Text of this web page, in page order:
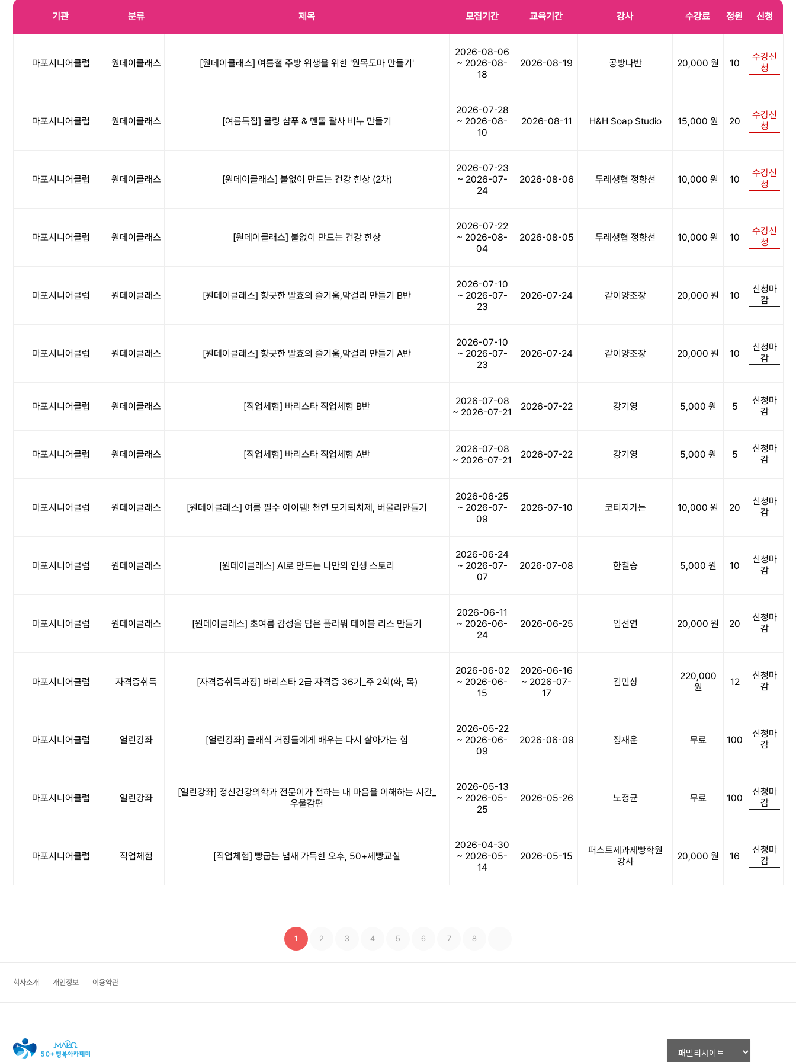
기관 분류 제목 모집기간 교육기간 강사 수강료 정원 신청
마포시니어클럽 원데이클래스 [원데이클래스] 여름철 주방 위생을 위한 '원목도마 만들기'
2026-08-06
~ 2026-08-
18
2026-08-19 공방나반 20,000 원 10
수강신
청
마포시니어클럽 원데이클래스 [여름특집] 쿨링 샴푸 & 멘톨 괄사 비누 만들기
2026-07-28
~ 2026-08-
10
2026-08-11 H&H Soap Studio 15,000 원 20
수강신
청
마포시니어클럽 원데이클래스 [원데이클래스] 불없이 만드는 건강 한상 (2차)
2026-07-23
~ 2026-07-
24
2026-08-06 두레생협 정향선 10,000 원 10
수강신
청
마포시니어클럽 원데이클래스 [원데이클래스] 불없이 만드는 건강 한상
2026-07-22
~ 2026-08-
04
2026-08-05 두레생협 정향선 10,000 원 10
수강신
청
마포시니어클럽 원데이클래스 [원데이클래스] 향긋한 발효의 즐거움,막걸리 만들기 B반
2026-07-10
~ 2026-07-
23
2026-07-24 같이양조장 20,000 원 10
신청마
감
마포시니어클럽 원데이클래스 [원데이클래스] 향긋한 발효의 즐거움,막걸리 만들기 A반
2026-07-10
~ 2026-07-
23
2026-07-24 같이양조장 20,000 원 10
신청마
감
마포시니어클럽 원데이클래스 [직업체험] 바리스타 직업체험 B반
2026-07-08
~ 2026-07-21
2026-07-22 강기영 5,000 원 5
신청마
감
마포시니어클럽 원데이클래스 [직업체험] 바리스타 직업체험 A반
2026-07-08
~ 2026-07-21
2026-07-22 강기영 5,000 원 5
신청마
감
마포시니어클럽 원데이클래스 [원데이클래스] 여름 필수 아이템! 천연 모기퇴치제, 버물리만들기
2026-06-25
~ 2026-07-
09
2026-07-10 코티지가든 10,000 원 20
신청마
감
마포시니어클럽 원데이클래스 [원데이클래스] AI로 만드는 나만의 인생 스토리
2026-06-24
~ 2026-07-
07
2026-07-08 한철승 5,000 원 10
신청마
감
마포시니어클럽 원데이클래스 [원데이클래스] 초여름 감성을 담은 플라워 테이블 리스 만들기
2026-06-11
~ 2026-06-
24
2026-06-25 임선연 20,000 원 20
신청마
감
마포시니어클럽 자격증취득 [자격증취득과정] 바리스타 2급 자격증 36기_주 2회(화, 목)
2026-06-02
~ 2026-06-
15
2026-06-16
~ 2026-07-
17
김민상
220,000
원
12
신청마
감
마포시니어클럽 열린강좌 [열린강좌] 클래식 거장들에게 배우는 다시 살아가는 힘
2026-05-22
~ 2026-06-
09
2026-06-09 정재윤 무료 100
신청마
감
마포시니어클럽 열린강좌
[열린강좌] 정신건강의학과 전문이가 전하는 내 마음을 이해하는 시간_
우울감편
2026-05-13
~ 2026-05-
25
2026-05-26 노정균 무료 100
신청마
감
마포시니어클럽 직업체험 [직업체험] 빵굽는 냄새 가득한 오후, 50+제빵교실
2026-04-30
~ 2026-05-
14
2026-05-15
퍼스트제과제빵학원
강사
20,000 원 16
신청마
감
1 2 3 4 5 6 7 8
회사소개 개인정보 이용약관